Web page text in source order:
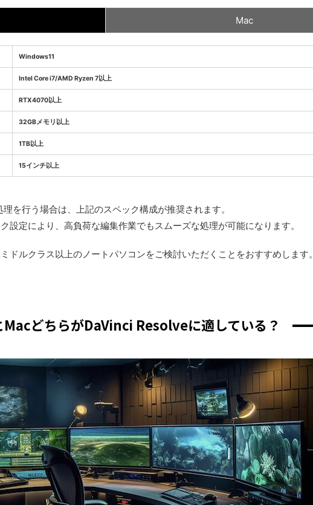
Mac
Windows11
Intel Core i7/AMD Ryzen 7以上
RTX4070以上
32GBメモリ以上
1TB以上
15インチ以上
を行う場合は、上記のスペック構成が推奨されます。
設定により、高負荷な編集作業でもスムーズな処理が可能になります。
ドルクラス以上のノートパソコンをご検討いただくことをおすすめします。
どちらがDaVinci Resolveに適している？